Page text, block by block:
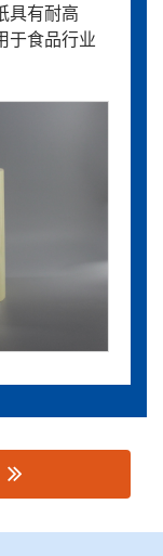
具有耐高
于食品行业